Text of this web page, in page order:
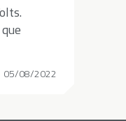
05/08/2022